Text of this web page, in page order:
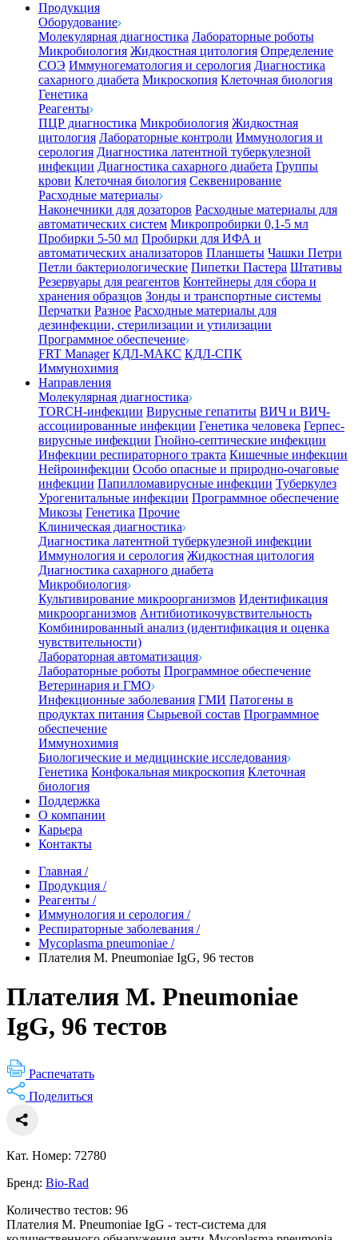
Продукция
Оборудование
Молекулярная диагностика Лабораторные роботы
Микробиология Жидкостная цитология Определение
СОЭ Иммуногематология и серология Диагностика
сахарного диабета Микроскопия Клеточная биология
Генетика
Реагенты
ПЦР диагностика Микробиология Жидкостная
цитология Лабораторные контроли Иммунология и
серология Диагностика латентной туберкулезной
инфекции Диагностика сахарного диабета Группы
крови Клеточная биология Секвенирование
Расходные материалы
Наконечники для дозаторов Расходные материалы для
автоматических систем Микропробирки 0,1-5 мл
Пробирки 5-50 мл Пробирки для ИФА и
автоматических анализаторов Планшеты Чашки Петри
Петли бактериологические Пипетки Пастера Штативы
Резервуары для реагентов Контейнеры для сбора и
хранения образцов Зонды и транспортные системы
Перчатки Разное Расходные материалы для
дезинфекции, стерилизации и утилизации
Программное обеспечение
FRT Manager КДЛ-МАКС КДЛ-СПК
Иммунохимия
Направления
Молекулярная диагностика
TORCH-инфекции Вирусные гепатиты ВИЧ и ВИЧ-
ассоциированные инфекции Генетика человека Герпес-
вирусные инфекции Гнойно-септические инфекции
Инфекции респираторного тракта Кишечные инфекции
Нейроинфекции Особо опасные и природно-очаговые
инфекции Папилломавирусные инфекции Туберкулез
Урогенитальные инфекции Программное обеспечение
Микозы Генетика Прочие
Клиническая диагностика
Диагностика латентной туберкулезной инфекции
Иммунология и серология Жидкостная цитология
Диагностика сахарного диабета
Микробиология
Культивирование микроорганизмов Идентификация
микроорганизмов Антибиотикочувствительность
Комбинированный анализ (идентификация и оценка
чувствительности)
Лабораторная автоматизация
Лабораторные роботы Программное обеспечение
Ветеринария и ГМО
Инфекционные заболевания ГМИ Патогены в
продуктах питания Сырьевой состав Программное
обеспечение
Иммунохимия
Биологические и медицинские исследования
Генетика Конфокальная микроскопия Клеточная
биология
Поддержка
О компании
Карьера
Контакты
Главная /
Продукция /
Реагенты /
Иммунология и серология /
Респираторные заболевания /
Mycoplasma pneumoniae /
Плателия M. Pneumoniae IgG, 96 тестов
Плателия M. Pneumoniae
IgG, 96 тестов
Распечатать
Поделиться
Кат. Номер: 72780
Бренд: Bio-Rad
Количество тестов: 96
Плателия M. Pneumoniae IgG - тест-система для